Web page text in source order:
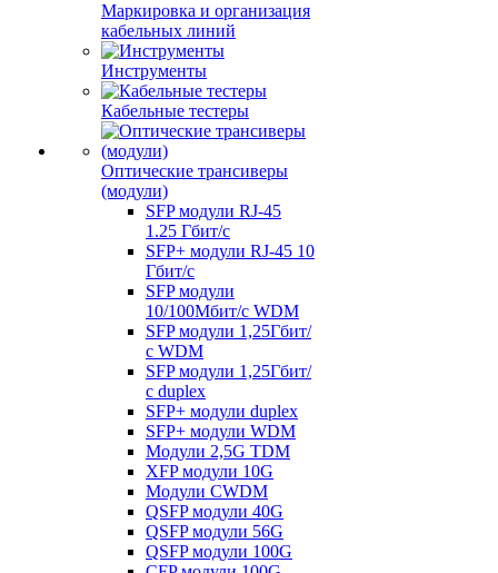
Маркировка и организация
кабельных линий
Инструменты
Кабельные тестеры
Оптические трансиверы
(модули)
SFP модули RJ-45
1.25 Гбит/c
SFP+ модули RJ-45 10
Гбит/c
SFP модули
10/100Мбит/с WDM
SFP модули 1,25Гбит/
с WDM
SFP модули 1,25Гбит/
с duplex
SFP+ модули duplex
SFP+ модули WDM
Модули 2,5G TDM
XFP модули 10G
Модули CWDM
QSFP модули 40G
QSFP модули 56G
QSFP модули 100G